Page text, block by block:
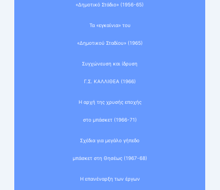
«Δημοτικό Στάδιο» (1956-65)
Τα «εγκαίνια» του
«Δημοτικού Σταδίου» (1965)
Συγχώνευση και ίδρυση
Γ.Σ. ΚΑΛΛΙΘΕΑ (1966)
Η αρχή της χρυσής εποχής
στο μπάσκετ (1966-71)
Σχέδια για μεγάλο γήπεδο
μπάσκετ στη Θησέως (1967-68)
Η επανέναρξη των έργων